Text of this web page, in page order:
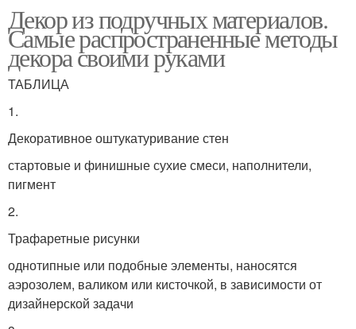
Декор из подручных материалов.
Самые распространенные методы
декора своими руками
ТАБЛИЦА
1.
Декоративное оштукатуривание стен
стартовые и финишные сухие смеси, наполнители,
пигмент
2.
Трафаретные рисунки
однотипные или подобные элементы, наносятся
аэрозолем, валиком или кисточкой, в зависимости от
дизайнерской задачи